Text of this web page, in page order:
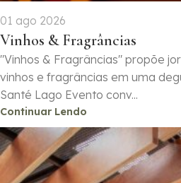
01 ago 2026
Vinhos & Fragrâncias
"Vinhos & Fragrâncias" propõe
vinhos e fragrâncias em uma
Santé Lago Evento conv...
Continuar Lendo